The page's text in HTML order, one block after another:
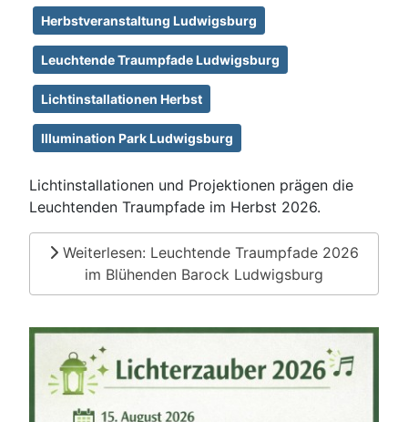
Herbstveranstaltung Ludwigsburg
Leuchtende Traumpfade Ludwigsburg
Lichtinstallationen Herbst
Illumination Park Ludwigsburg
Lichtinstallationen und Projektionen prägen die
Leuchtenden Traumpfade im Herbst 2026.
Weiterlesen: Leuchtende Traumpfade 2026
im Blühenden Barock Ludwigsburg